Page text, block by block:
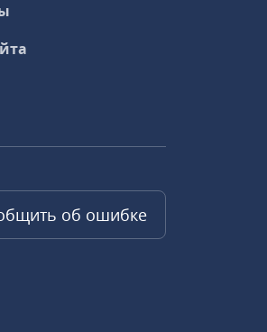
об ошибке